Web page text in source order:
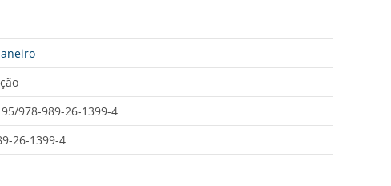
978-989-26-1399-4
26-1399-4